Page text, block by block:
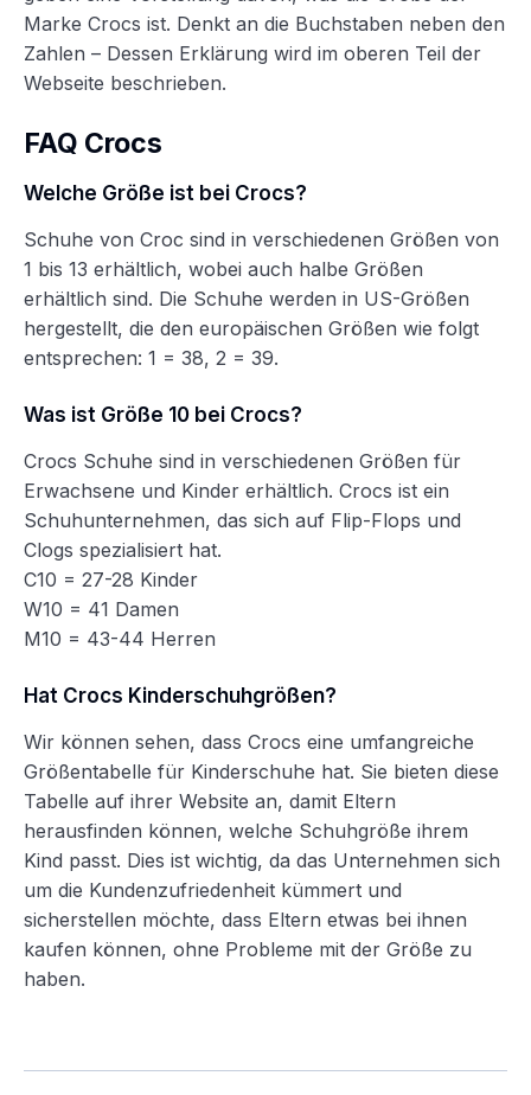
Marke Crocs ist. Denkt an die Buchstaben neben den
Zahlen – Dessen Erklärung wird im oberen Teil der
Webseite beschrieben.
FAQ Crocs
Welche Größe ist bei Crocs?
Schuhe von Croc sind in verschiedenen Größen von
1 bis 13 erhältlich, wobei auch halbe Größen
erhältlich sind. Die Schuhe werden in US-Größen
hergestellt, die den europäischen Größen wie folgt
entsprechen: 1 = 38, 2 = 39.
Was ist Größe 10 bei Crocs?
Crocs Schuhe sind in verschiedenen Größen für
Erwachsene und Kinder erhältlich. Crocs ist ein
Schuhunternehmen, das sich auf Flip-Flops und
Clogs spezialisiert hat.
C10 = 27-28 Kinder
W10 = 41 Damen
M10 = 43-44 Herren
Hat Crocs Kinderschuhgrößen?
Wir können sehen, dass Crocs eine umfangreiche
Größentabelle für Kinderschuhe hat. Sie bieten diese
Tabelle auf ihrer Website an, damit Eltern
herausfinden können, welche Schuhgröße ihrem
Kind passt. Dies ist wichtig, da das Unternehmen sich
um die Kundenzufriedenheit kümmert und
sicherstellen möchte, dass Eltern etwas bei ihnen
kaufen können, ohne Probleme mit der Größe zu
haben.